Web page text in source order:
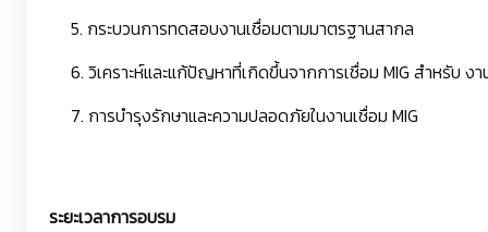
5. กระบวนการทดสอบงานเชื่อมตามมาตรฐานสากล
6. วิเคราะห์และแก้ปัญหาที่เกิดขึ้นจากการเชื่อม MIG สำหรับ ง
7. การบำรุงรักษาและความปลอดภัยในงานเชื่อม MIG
ระยะเวลาการอบรม